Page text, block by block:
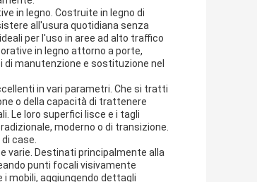
in legno. Costruite in legno di
all'usura quotidiana senza
per l'uso in aree ad alto traffico
in legno attorno a porte,
di manutenzione e sostituzione nel
in vari parametri. Che si tratti
o della capacità di trattenere
Le loro superfici lisce e i tagli
moderno o di transizione.
case.
varie. Destinati principalmente alla
punti focali visivamente
mobili, aggiungendo dettagli